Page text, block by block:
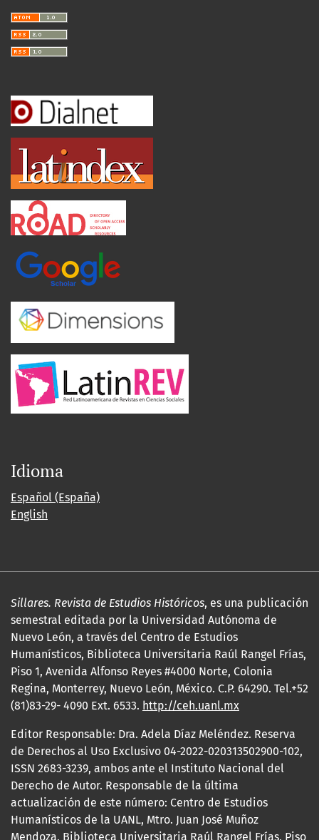
Idioma
Español (España)
English
Sillares. Revista de Estudios Históricos, es una publicación
semestral editada por la Universidad Autónoma de
Nuevo León, a través del Centro de Estudios
Humanísticos, Biblioteca Universitaria Raúl Rangel Frías,
Piso 1, Avenida Alfonso Reyes #4000 Norte, Colonia
Regina, Monterrey, Nuevo León, México. C.P. 64290. Tel.+52
(81)83-29- 4090 Ext. 6533. http://ceh.uanl.mx
Editor Responsable: Dra. Adela Díaz Meléndez. Reserva
de Derechos al Uso Exclusivo 04-2022-020313502900-102,
ISSN 2683-3239, ambos ante el Instituto Nacional del
Derecho de Autor. Responsable de la última
actualización de este número: Centro de Estudios
Humanísticos de la UANL, Mtro. Juan José Muñoz
Mendoza, Biblioteca Universitaria Raúl Rangel Frías, Piso